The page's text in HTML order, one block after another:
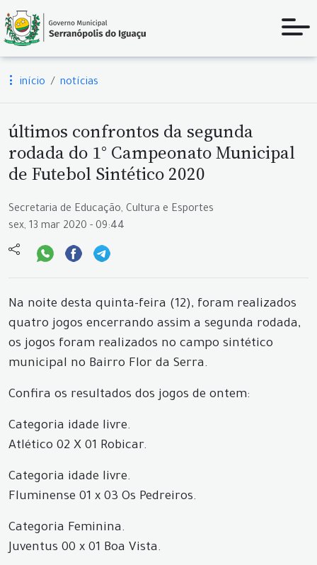
início notícias
últimos confrontos da segunda
rodada do 1° Campeonato Municipal
de Futebol Sintético 2020
Secretaria de Educação, Cultura e Esportes
sex, 13 mar 2020 - 09:44
Na noite desta quinta-feira (12), foram realizados
quatro jogos encerrando assim a segunda rodada,
os jogos foram realizados no campo sintético
municipal no Bairro Flor da Serra.
Confira os resultados dos jogos de ontem:
Categoria idade livre.
Atlético 02 X 01 Robicar.
Categoria idade livre.
Fluminense 01 x 03 Os Pedreiros.
Categoria Feminina.
Juventus 00 x 01 Boa Vista.